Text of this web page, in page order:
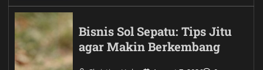
Bisnis Sol Sepatu: Tips Jitu
agar Makin Berkembang